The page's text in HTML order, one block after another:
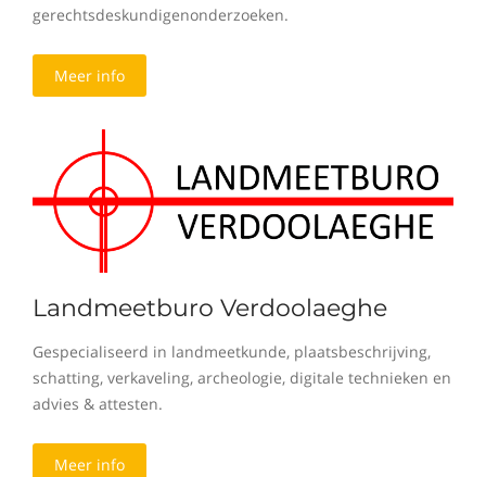
gerechtsdeskundigenonderzoeken.
Meer info
Landmeetburo Verdoolaeghe
Gespecialiseerd in landmeetkunde, plaatsbeschrijving,
schatting, verkaveling, archeologie, digitale technieken en
advies & attesten.
Meer info